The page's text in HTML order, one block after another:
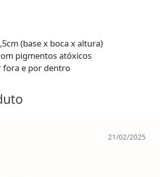
(base x boca x altura)
pigmentos atóxicos
fora e por dentro
21/02/2025